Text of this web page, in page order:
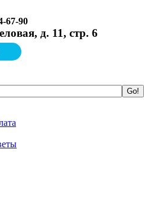
67-90
д. 11, стр. 6